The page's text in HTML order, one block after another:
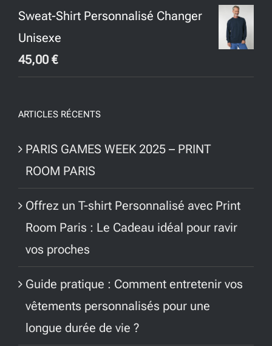
65,00 €.45,00 €.
Sweat-Shirt Personnalisé Changer
Unisexe
45,00€
ARTICLES RÉCENTS
PARIS GAMES WEEK 2025 – PRINT
ROOM PARIS
Offrez un T-shirt Personnalisé avec Print
Room Paris : Le Cadeau idéal pour ravir
vos proches
Guide pratique : Comment entretenir vos
vêtements personnalisés pour une
longue durée de vie ?